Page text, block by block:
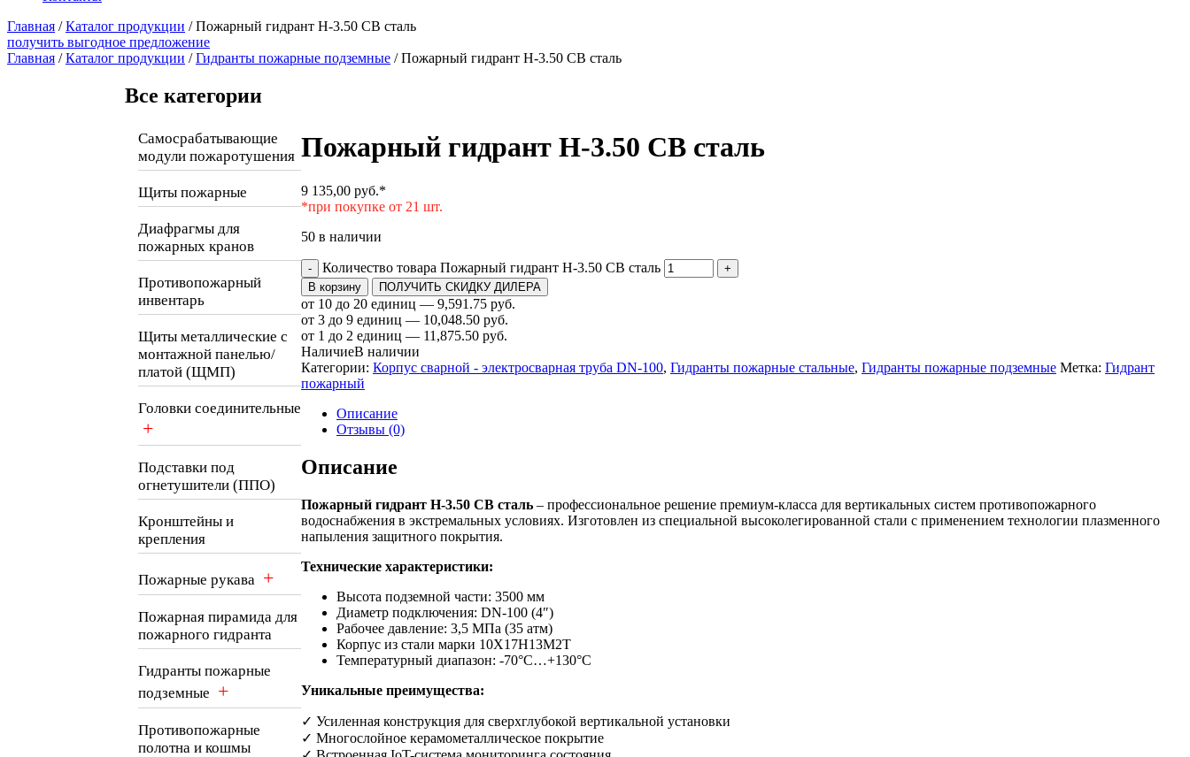
Главная /Каталог продукции /Пожарный гидрант Н-3.50 СВ сталь
получить выгодное предложение
Главная /Каталог продукции /Гидранты пожарные подземные / Пожарный гидрант Н-3.50 СВ сталь
Все категории
Самосрабатывающие
модули пожаротушения
Щиты пожарные
Диафрагмы для
пожарных кранов
Противопожарный
инвентарь
Щиты металлические с
монтажной панелью/
платой (ЩМП)
Головки соединительные
+
Подставки под
огнетушители (ППО)
Кронштейны и
крепления
Пожарные рукава +
Пожарная пирамида для
пожарного гидранта
Гидранты пожарные
подземные +
Противопожарные
полотна и кошмы
Пожарный гидрант Н-3.50 СВ сталь
9 135,00 руб.*
*при покупке от 21 шт.
50 в наличии
- Количество товара Пожарный гидрант Н-3.50 СВ сталь
+
В корзину
ПОЛУЧИТЬ СКИДКУ ДИЛЕРА
от 10 до 20 единиц — 9,591.75 руб.
от 3 до 9 единиц — 10,048.50 руб.
от 1 до 2 единиц — 11,875.50 руб.
НаличиеВ наличии
Категории: Корпус сварной - электросварная труба DN-100, Гидранты пожарные стальные, Гидранты пожарные подземные Метка: Гидрант
пожарный
Описание
Отзывы (0)
Описание
Пожарный гидрант Н-3.50 СВ сталь– профессиональное решение премиум-класса для вертикальных систем противопожарного
водоснабжения в экстремальных условиях. Изготовлен из специальной высоколегированной стали с применением технологии плазменного
напыления защитного покрытия.
Технические характеристики:
Высота подземной части: 3500 мм
Диаметр подключения: DN-100 (4″)
Рабочее давление: 3,5 МПа (35 атм)
Корпус из стали марки 10Х17Н13М2Т
Температурный диапазон: -70°С…+130°С
Уникальные преимущества:
✓ Усиленная конструкция для сверхглубокой вертикальной установки
✓ Многослойное керамометаллическое покрытие